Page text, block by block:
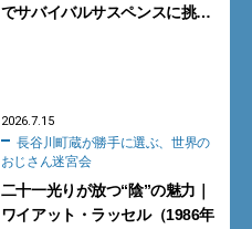
でサバイバルサスペンスに挑
2026.7.15
長谷川町蔵が勝手に選ぶ、世界の
おじさん迷宮会
二十一光りが放つ“陰”の魅力｜
ワイアット・ラッセル（1986年